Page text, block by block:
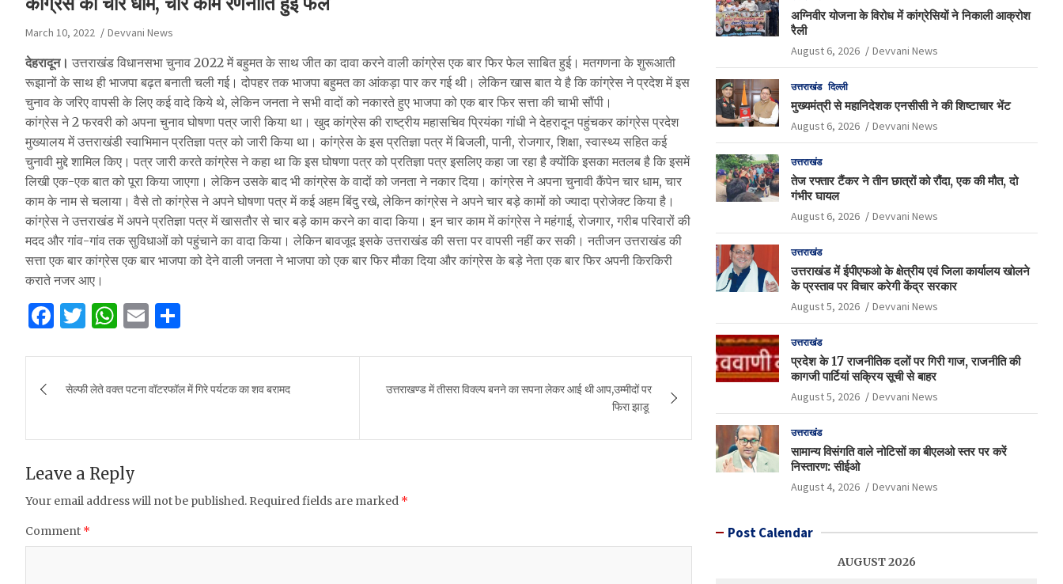
March 10, 2022 Devvani News
देहरादून। उत्तराखंड विधानसभा चुनाव 2022 में बहुमत के साथ जीत का दावा करने वाली कांग्रेस एक बार फिर फेल साबित हुई। मतगणना के शुरूआती
रूझानों के साथ ही भाजपा बढ़त बनाती चली गई। दोपहर तक भाजपा बहुमत का आंकड़ा पार कर गई थी। लेकिन खास बात ये है कि कांग्रेस ने प्रदेश में इस
चुनाव के जरिए वापसी के लिए कई वादे किये थे, लेकिन जनता ने सभी वादों को नकारते हुए भाजपा को एक बार फिर सत्ता की चाभी सौंपी।
कांग्रेस ने 2 फरवरी को अपना चुनाव घोषणा पत्र जारी किया था। खुद कांग्रेस की राष्ट्रीय महासचिव प्रियंका गांधी ने देहरादून पहुंचकर कांग्रेस प्रदेश
मुख्यालय में उत्तराखंडी स्वाभिमान प्रतिज्ञा पत्र को जारी किया था। कांग्रेस के इस प्रतिज्ञा पत्र में बिजली, पानी, रोजगार, शिक्षा, स्वास्थ्य सहित कई
चुनावी मुद्दे शामिल किए। पत्र जारी करते कांग्रेस ने कहा था कि इस घोषणा पत्र को प्रतिज्ञा पत्र इसलिए कहा जा रहा है क्योंकि इसका मतलब है कि इसमें
लिखी एक-एक बात को पूरा किया जाएगा। लेकिन उसके बाद भी कांग्रेस के वादों को जनता ने नकार दिया। कांग्रेस ने अपना चुनावी कैंपेन चार धाम, चार
काम के नाम से चलाया। वैसे तो कांग्रेस ने अपने घोषणा पत्र में कई अहम बिंदु रखे, लेकिन कांग्रेस ने अपने चार बड़े कामों को ज्यादा प्रोजेक्ट किया है।
कांग्रेस ने उत्तराखंड में अपने प्रतिज्ञा पत्र में खासतौर से चार बड़े काम करने का वादा किया। इन चार काम में कांग्रेस ने महंगाई, रोजगार, गरीब परिवारों की
मदद और गांव-गांव तक सुविधाओं को पहुंचाने का वादा किया। लेकिन बावजूद इसके उत्तराखंड की सत्ता पर वापसी नहीं कर सकी। नतीजन उत्तराखंड की
सत्ता एक बार कांग्रेस एक बार भाजपा को देने वाली जनता ने भाजपा को एक बार फिर मौका दिया और कांग्रेस के बड़े नेता एक बार फिर अपनी किरकिरी
कराते नजर आए।
F
c
e
o
o
k
T
it
te
W
at
s
p
p
E
ai
l
ar
e
navigation
सेल्फी लेते वक्त पटना वॉटरफॉल में गिरे पर्यटक का शव बरामद
उत्तराखण्ड में तीसरा विक्ल्प बनने का सपना लेकर आई थी आप,उम्मीदों पर
फिरा झाडू
Leave a Reply
Your email address will not be published. Required fields are marked *
Comment *
अग्निवीर योजना के विरोध में कांग्रेसियों ने निकाली आक्रोश
रैली
August 6, 2026 Devvani News
उत्तराखंड दिल्ली
मुख्यमंत्री से महानिदेशक एनसीसी ने की शिष्टाचार भेंट
August 6, 2026 Devvani News
उत्तराखंड
तेज रफ्तार टैंकर ने तीन छात्रों को रौंदा, एक की मौत, दो
गंभीर घायल
August 6, 2026 Devvani News
उत्तराखंड
उत्तराखंड में ईपीएफओ के क्षेत्रीय एवं जिला कार्यालय खोलने
के प्रस्ताव पर विचार करेगी केंद्र सरकार
August 5, 2026 Devvani News
उत्तराखंड
प्रदेश के 17 राजनीतिक दलों पर गिरी गाज, राजनीति की
कागजी पार्टियां सक्रिय सूची से बाहर
August 5, 2026 Devvani News
उत्तराखंड
सामान्य विसंगति वाले नोटिसों का बीएलओ स्तर पर करें
निस्तारण: सीईओ
August 4, 2026 Devvani News
Post Calendar
AUGUST 2026